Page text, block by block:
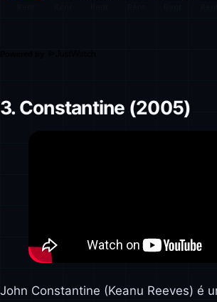
3. Constantine (2005)
John Constantine (Keanu Reeves) é